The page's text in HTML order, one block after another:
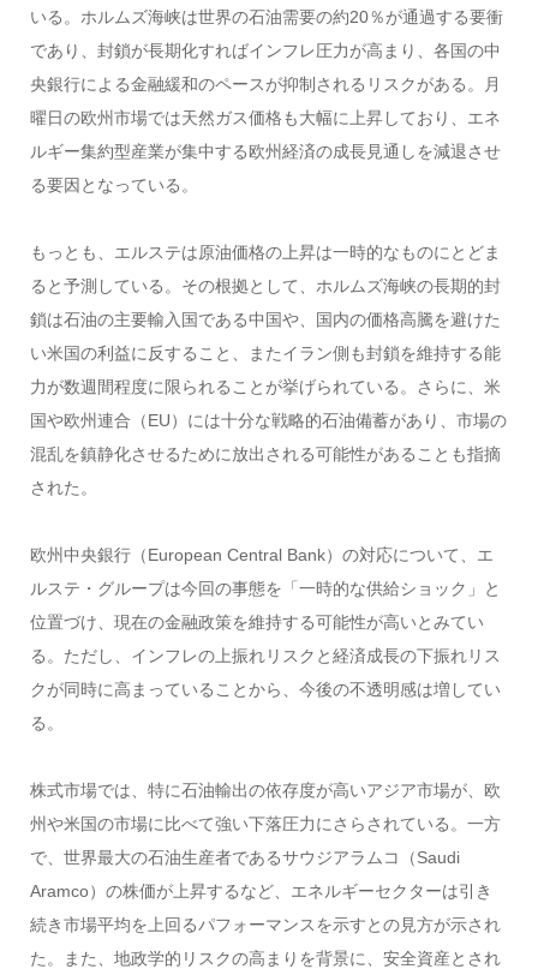
いる。ホルムズ海峡は世界の石油需要の約20％が通過する要衝
であり、封鎖が長期化すればインフレ圧力が高まり、各国の中
央銀行による金融緩和のペースが抑制されるリスクがある。月
曜日の欧州市場では天然ガス価格も大幅に上昇しており、エネ
ルギー集約型産業が集中する欧州経済の成長見通しを減退させ
る要因となっている。
もっとも、エルステは原油価格の上昇は一時的なものにとどま
ると予測している。その根拠として、ホルムズ海峡の長期的封
鎖は石油の主要輸入国である中国や、国内の価格高騰を避けた
い米国の利益に反すること、またイラン側も封鎖を維持する能
力が数週間程度に限られることが挙げられている。さらに、米
国や欧州連合（EU）には十分な戦略的石油備蓄があり、市場の
混乱を鎮静化させるために放出される可能性があることも指摘
された。
欧州中央銀行（European Central Bank）の対応について、エ
ルステ・グループは今回の事態を「一時的な供給ショック」と
位置づけ、現在の金融政策を維持する可能性が高いとみてい
る。ただし、インフレの上振れリスクと経済成長の下振れリス
クが同時に高まっていることから、今後の不透明感は増してい
る。
株式市場では、特に石油輸出の依存度が高いアジア市場が、欧
州や米国の市場に比べて強い下落圧力にさらされている。一方
で、世界最大の石油生産者であるサウジアラムコ（Saudi
Aramco）の株価が上昇するなど、エネルギーセクターは引き
続き市場平均を上回るパフォーマンスを示すとの見方が示され
た。また、地政学的リスクの高まりを背景に、安全資産とされ